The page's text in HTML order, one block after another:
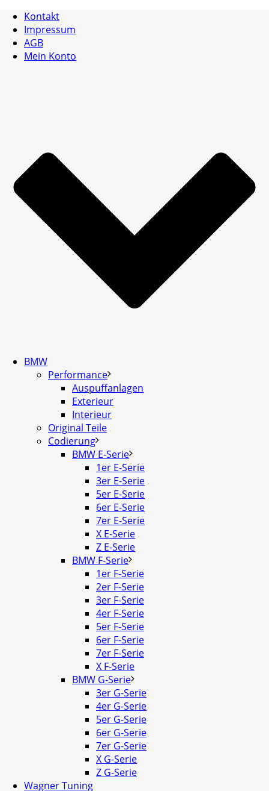
Kontakt
Impressum
AGB
Mein Konto
BMW
Performance
Auspuffanlagen
Exterieur
Interieur
Original Teile
Codierung
BMW E-Serie
1er E-Serie
3er E-Serie
5er E-Serie
6er E-Serie
7er E-Serie
X E-Serie
Z E-Serie
BMW F-Serie
1er F-Serie
2er F-Serie
3er F-Serie
4er F-Serie
5er F-Serie
6er F-Serie
7er F-Serie
X F-Serie
BMW G-Serie
3er G-Serie
4er G-Serie
5er G-Serie
6er G-Serie
7er G-Serie
X G-Serie
Z G-Serie
Wagner Tuning